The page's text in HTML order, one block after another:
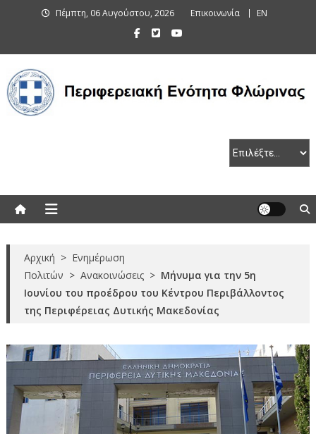
Πέμπτη, 06 Αυγούστου, 2026 Επικοινωνία EN
Αρχική > Ενημέρωση
Πολιτών > Ανακοινώσεις > Μήνυμα για την 5η
Ιουνίου του προέδρου του Κέντρου Περιβάλλοντος
της Περιφέρειας Δυτικής Μακεδονίας